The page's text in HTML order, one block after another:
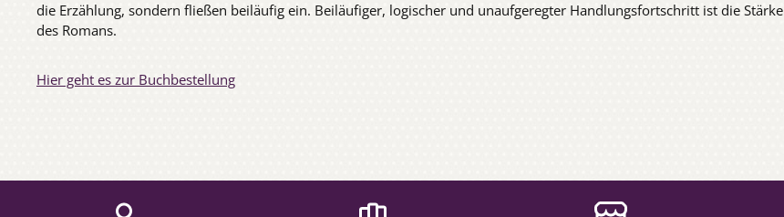
die Erzählung, sondern fließen beiläufig ein. Beiläufiger, logischer und unaufgeregter Handlungsfortschritt ist die Stärke
des Romans.
Hier geht es zur Buchbestellung